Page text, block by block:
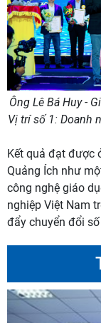
Ông Lê Bá Huy -
Vị trí số 1: Doanh
Kết quả đạt được
Quảng Ích như
công nghệ giáo
nghiệp Việt Nam
đẩy chuyển đổi